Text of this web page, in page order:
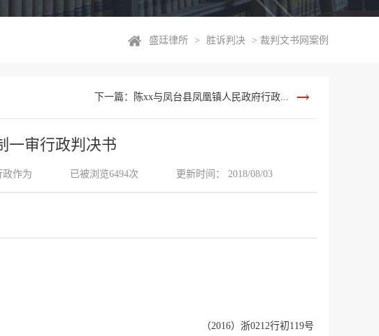
盛廷律所 > 胜诉判决 > 裁判文书网案例
下一篇：陈xx与凤台县凤凰镇人民政府行政...
一审行政判决书
政作为 已被浏览6494次 更新时间： 2018/08/03
（2016）浙0212行初119号